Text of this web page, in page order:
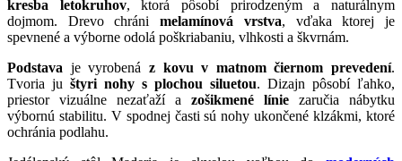
kresba letokruhov, ktorá pôsobí prirodzeným a naturálnym
dojmom. Drevo chránimelamínová vrstva, vďaka ktorej je
spevnené a výborne odolá poškriabaniu, vlhkosti a škvrnám.
Podstava je vyrobená z kovu v matnom čiernom prevedení.
Tvoria ju štyri nohy s plochou siluetou. Dizajn pôsobí ľahko,
priestor vizuálne nezaťaží a zošikmené línie zaručia nábytku
výbornú stabilitu. V spodnej časti sú nohy ukončené klzákmi, ktoré
ochránia podlahu.